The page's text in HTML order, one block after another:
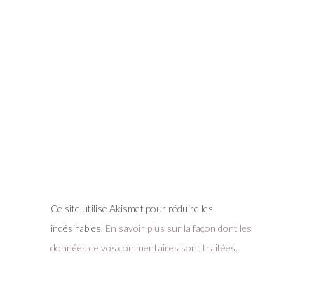
Ce site utilise Akismet pour réduire les
indésirables. En savoir plus sur la façon dont les
données de vos commentaires sont traitées.